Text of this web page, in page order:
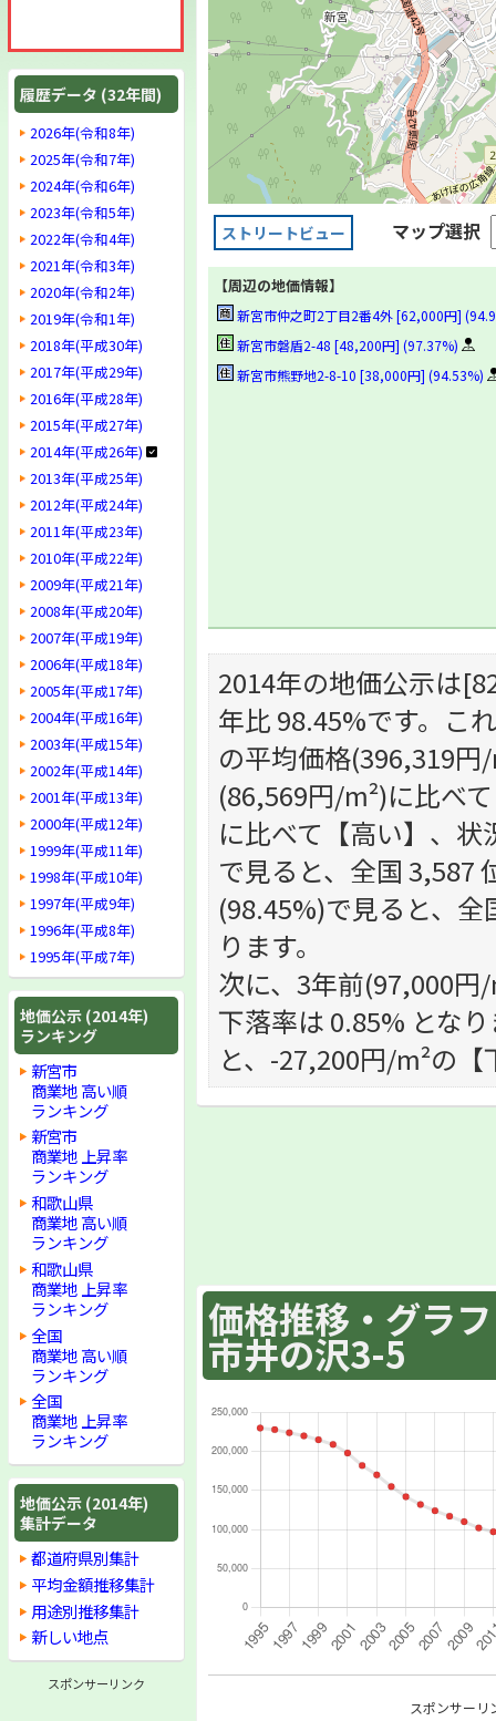
ストリートビュー マップ選択
【周辺の地価情報】
新宮市仲之町2丁目2番4外 [62,000円]
新宮市磐盾2-48 [48,200円] (97.37%)
新宮市熊野地2-8-10 [38,000円] (94.53%)
2014年の地価公示は
年比 98.45%です。こ
の平均価格(396,319
(86,569円/m²)に比べ
に比べて【高い】、
で見ると、全国 3,587
(98.45%)で見ると、全
ります。
次に、3年前(97,000円
下落率は 0.85% とな
と、-27,200円/m²の
価格推移・グラ
市井の沢3-5
スポンサーリ
履歴データ (32年間)
2026年(令和8年)
2025年(令和7年)
2024年(令和6年)
2023年(令和5年)
2022年(令和4年)
2021年(令和3年)
2020年(令和2年)
2019年(令和1年)
2018年(平成30年)
2017年(平成29年)
2016年(平成28年)
2015年(平成27年)
2014年(平成26年)
2013年(平成25年)
2012年(平成24年)
2011年(平成23年)
2010年(平成22年)
2009年(平成21年)
2008年(平成20年)
2007年(平成19年)
2006年(平成18年)
2005年(平成17年)
2004年(平成16年)
2003年(平成15年)
2002年(平成14年)
2001年(平成13年)
2000年(平成12年)
1999年(平成11年)
1998年(平成10年)
1997年(平成9年)
1996年(平成8年)
1995年(平成7年)
地価公示 (2014年)
ランキング
新宮市
商業地 高い順
ランキング
新宮市
商業地 上昇率
ランキング
和歌山県
商業地 高い順
ランキング
和歌山県
商業地 上昇率
ランキング
全国
商業地 高い順
ランキング
全国
商業地 上昇率
ランキング
地価公示 (2014年)
集計データ
都道府県別集計
平均金額推移集計
用途別推移集計
新しい地点
スポンサーリンク